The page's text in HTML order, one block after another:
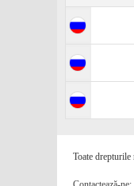
Toate